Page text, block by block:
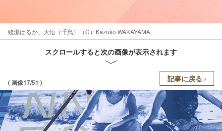
綾瀬はるか、大悟（千鳥）（C）Kazuko WAKAYAMA
スクロールすると次の画像が表示されます
( 画像17/51 ) 記事に戻る